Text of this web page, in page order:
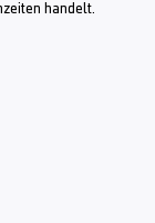
handelt.